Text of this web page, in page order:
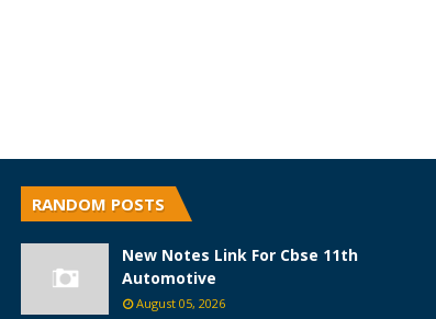
RANDOM POSTS
New Notes Link For Cbse 11th
Automotive
August 05, 2026